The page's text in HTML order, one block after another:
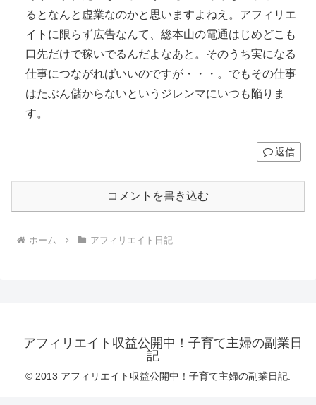
るとなんと虚業なのかと思いますよねえ。アフィリエ
イトに限らず広告なんて、総本山の電通はじめどこも
口先だけで稼いでるんだよなあと。そのうち実になる
仕事につながればいいのですが・・・。でもその仕事
はたぶん儲からないというジレンマにいつも陥りま
す。
返信
コメントを書き込む
ホーム アフィリエイト日記
アフィリエイト収益公開中！子育て主婦の副業日
記
© 2013 アフィリエイト収益公開中！子育て主婦の副業日記.